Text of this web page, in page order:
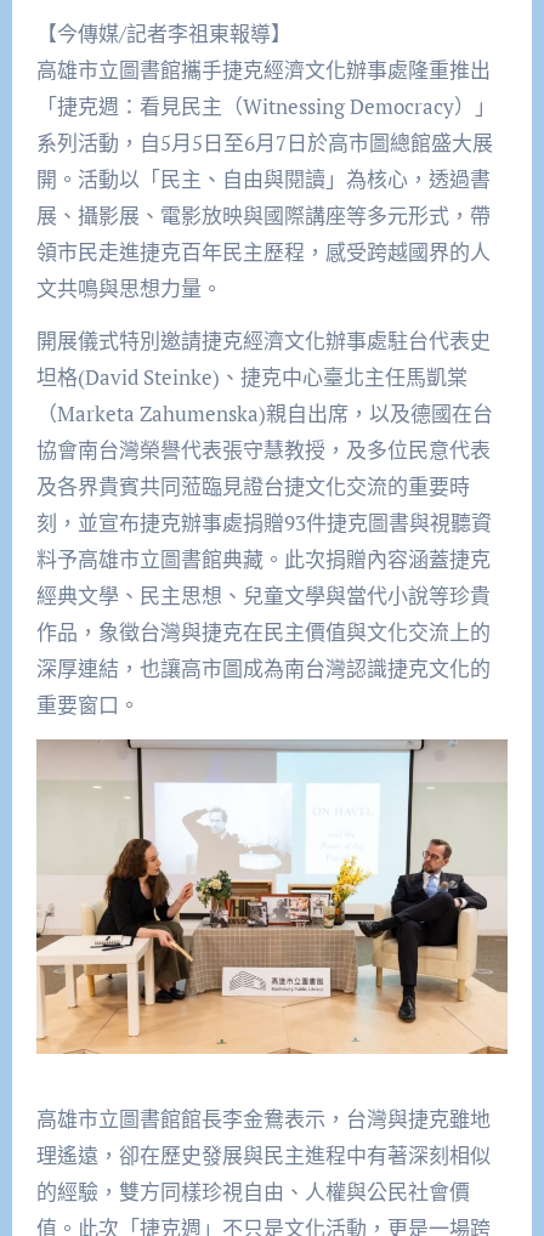
【今傳媒/記者李祖東報導】
高雄市立圖書館攜手捷克經濟文化辦事處隆重推出
「捷克週：看見民主（Witnessing Democracy）」
系列活動，自5月5日至6月7日於高市圖總館盛大展
開。活動以「民主、自由與閱讀」為核心，透過書
展、攝影展、電影放映與國際講座等多元形式，帶
領市民走進捷克百年民主歷程，感受跨越國界的人
文共鳴與思想力量。
開展儀式特別邀請捷克經濟文化辦事處駐台代表史
坦格(David Steinke)、捷克中心臺北主任馬凱棠
（Marketa Zahumenska)親自出席，以及德國在台
協會南台灣榮譽代表張守慧教授，及多位民意代表
及各界貴賓共同蒞臨見證台捷文化交流的重要時
刻，並宣布捷克辦事處捐贈93件捷克圖書與視聽資
料予高雄市立圖書館典藏。此次捐贈內容涵蓋捷克
經典文學、民主思想、兒童文學與當代小說等珍貴
作品，象徵台灣與捷克在民主價值與文化交流上的
深厚連結，也讓高市圖成為南台灣認識捷克文化的
重要窗口。
高雄市立圖書館館長李金鴦表示，台灣與捷克雖地
理遙遠，卻在歷史發展與民主進程中有著深刻相似
的經驗，雙方同樣珍視自由、人權與公民社會價
值。此次「捷克週」不只是文化活動，更是一場跨